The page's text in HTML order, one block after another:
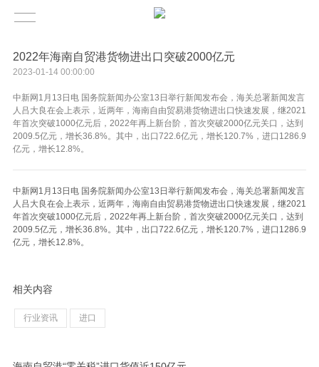
2022年海南自贸港货物进出口突破2000亿元
2023-01-14 00:00:00
中新网1月13日电 国务院新闻办公室13日举行新闻发布会，海关总署新闻发言
人吕大良在会上表示，近两年，海南自由贸易港货物进出口快速发展，继2021
年首次突破1000亿元后，2022年再上新台阶，首次突破2000亿元关口，达到
2009.5亿元，增长36.8%。其中，出口722.6亿元，增长120.7%，进口1286.9
亿元，增长12.8%。
中新网1月13日电 国务院新闻办公室13日举行新闻发布会，海关总署新闻发言
人吕大良在会上表示，近两年，海南自由贸易港货物进出口快速发展，继2021
年首次突破1000亿元后，2022年再上新台阶，首次突破2000亿元关口，达到
2009.5亿元，增长36.8%。其中，出口722.6亿元，增长120.7%，进口1286.9
亿元，增长12.8%。
相关内容
行业资讯 进口